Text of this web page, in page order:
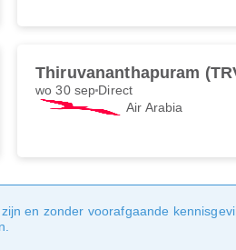
Thiruvananthapuram
wo 30 sep Direct
Air Arabia
en zonder voorafgaande